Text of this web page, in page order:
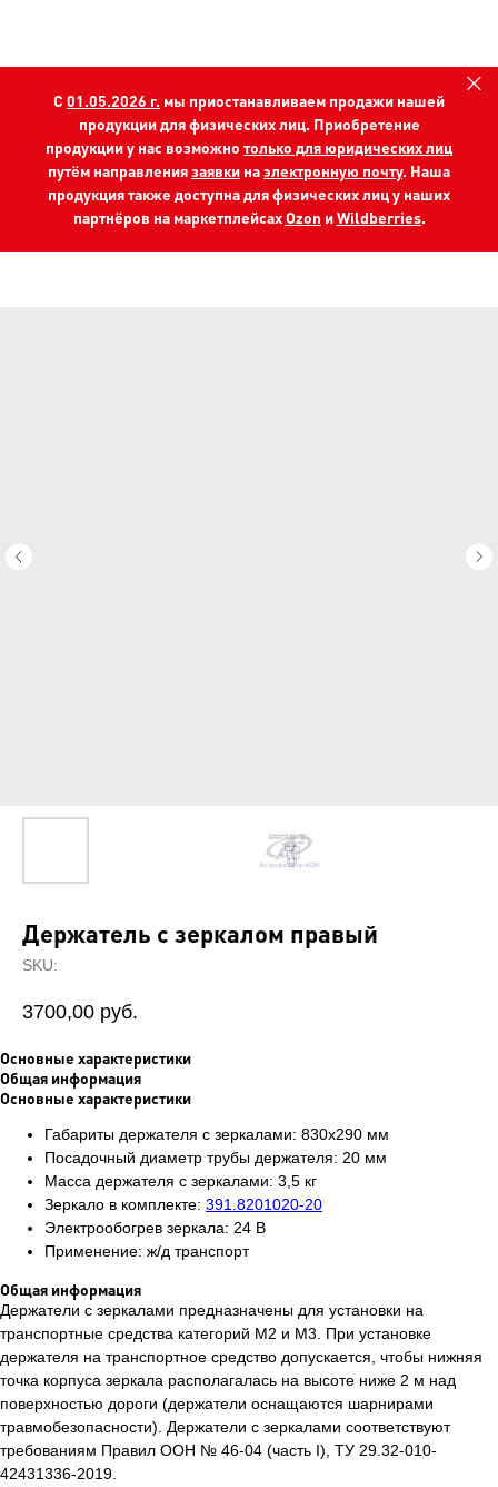
C 01.05.2026 г. мы приостанавливаем продажи нашей
продукции для физических лиц. Приобретение
продукции у нас возможно только для юридических лиц
путём направлениязаявки наэлектронную почту. Наша
продукция также доступна для физических лиц у наших
партнёров на маркетплейсахOzon иWildberries.
Держатель с зеркалом правый
SKU:
3700,00 руб.
Основные характеристики
Общая информация
Основные характеристики
Габариты держателя с зеркалами: 830х290 мм
Посадочный диаметр трубы держателя: 20 мм
Масса держателя с зеркалами: 3,5 кг
Зеркало в комплекте: 391.8201020-20
Электрообогрев зеркала: 24 В
Применение: ж/д транспорт
Общая информация
Держатели с зеркалами предназначены для установки на
транспортные средства категорий М2 и М3. При установке
держателя на транспортное средство допускается, чтобы нижняя
точка корпуса зеркала располагалась на высоте ниже 2 м над
поверхностью дороги (держатели оснащаются шарнирами
травмобезопасности). Держатели с зеркалами соответствуют
требованиям Правил ООН № 46-04 (часть I), ТУ 29.32-010-
42431336-2019.